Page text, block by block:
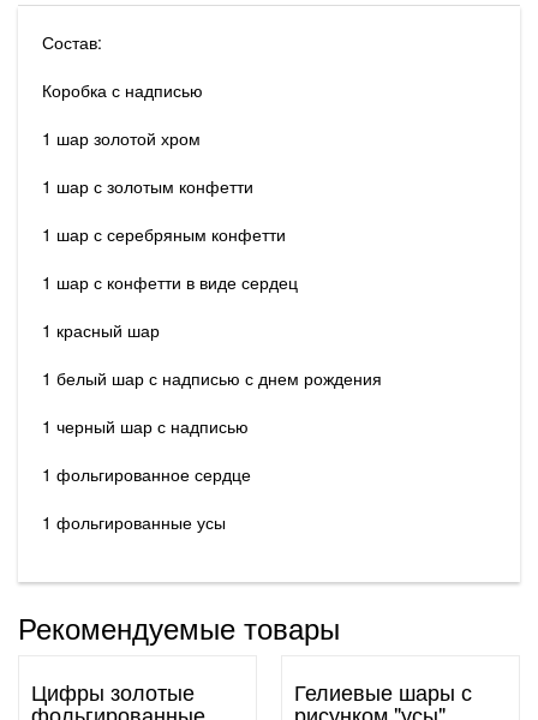
Состав:
Коробка с надписью
1 шар золотой хром
1 шар с золотым конфетти
1 шар с серебряным конфетти
1 шар с конфетти в виде сердец
1 красный шар
1 белый шар с надписью с днем рождения
1 черный шар с надписью
1 фольгированное сердце
1 фольгированные усы
Рекомендуемые товары
Цифры золотые Гелиевые шары с